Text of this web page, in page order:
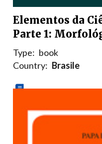
Elementos da
Parte 1:
Type: book
Country: Brasile